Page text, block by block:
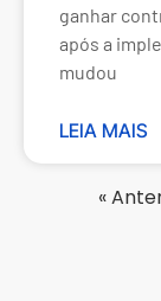
ganhar
após a
mudou
LEIA MAIS
«